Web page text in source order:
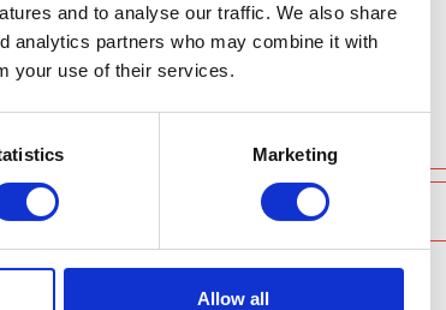
and to analyse our traffic. We also share
analytics partners who may combine it with
your use of their services.
Marketing
Allow all